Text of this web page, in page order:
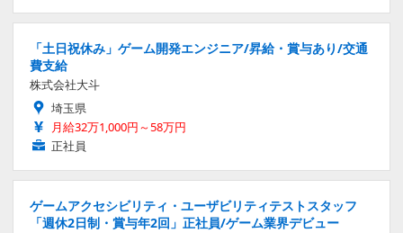
「土日祝休み」ゲーム開発エンジニア/昇給・賞与あり/交通
費支給
株式会社大斗
埼玉県
月給32万1,000円～58万円
正社員
ゲームアクセシビリティ・ユーザビリティテストスタッフ
「週休2日制・賞与年2回」正社員/ゲーム業界デビュー